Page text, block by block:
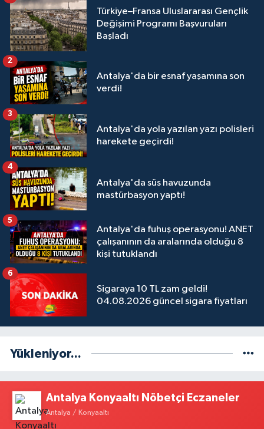
Türkiye–Fransa Uluslararası Gençlik
Değişimi Programı Başvuruları
Başladı
Antalya'da bir esnaf yaşamına son
verdi!
2
Antalya'da yola yazılan yazı polisleri
harekete geçirdi!
3
Antalya'da süs havuzunda
mastürbasyon yaptı!
4
Antalya'da fuhuş operasyonu! ANET
çalışanının da aralarında olduğu 8
kişi tutuklandı
5
Sigaraya 10 TL zam geldi!
04.08.2026 güncel sigara fiyatları
6
Yükleniyor...
Antalya Konyaaltı Nöbetçi Eczaneler
Antalya / Konyaaltı